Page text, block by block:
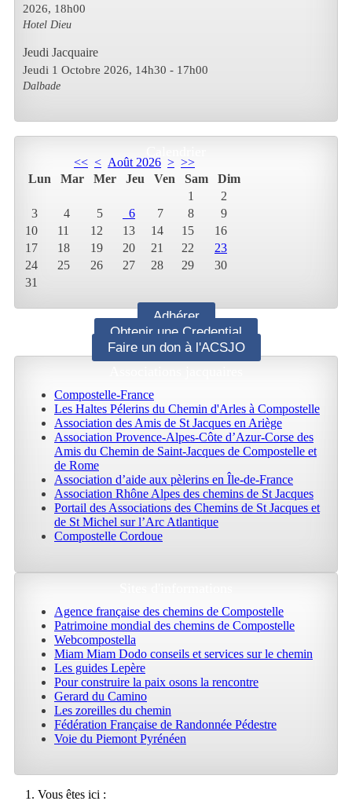
2026, 18h00
Hotel Dieu
Jeudi Jacquaire
Jeudi 1 Octobre 2026, 14h30 - 17h00
Dalbade
<< < Août 2026 > >>
Lun
Mar Mer Jeu Ven Sam
Dim
1
2
3
4 5 6 7 8
9
10
11 12 13 14 15
16
17
18 19 20 21 22
23
24
25 26 27 28 29
30
31
Adhérer
Obtenir une Credential
Faire un don à l'ACSJO
Compostelle-France
Les Haltes Pélerins du Chemin d'Arles à Compostelle
Association des Amis de St Jacques en Ariège
Association Provence-Alpes-Côte d’Azur-Corse des
Amis du Chemin de Saint-Jacques de Compostelle et
de Rome
Association d’aide aux pèlerins en Île-de-France
Association Rhône Alpes des chemins de St Jacques
Portail des Associations des Chemins de St Jacques et
de St Michel sur l’Arc Atlantique
Compostelle Cordoue
Agence française des chemins de Compostelle
Patrimoine mondial des chemins de Compostelle
Webcompostella
Miam Miam Dodo conseils et services sur le chemin
Les guides Lepère
Pour construire la paix osons la rencontre
Gerard du Camino
Les zoreilles du chemin
Fédération Française de Randonnée Pédestre
Voie du Piemont Pyrénéen
Vous êtes ici :